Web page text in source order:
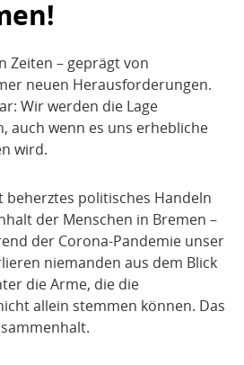
Zeiten – geprägt von
neuen Herausforderungen.
Wir werden die Lage
auch wenn es uns erhebliche
wird.
beherztes politisches Handeln
der Menschen in Bremen –
der Corona-Pandemie unser
niemanden aus dem Blick
die Arme, die die
allein stemmen können. Das